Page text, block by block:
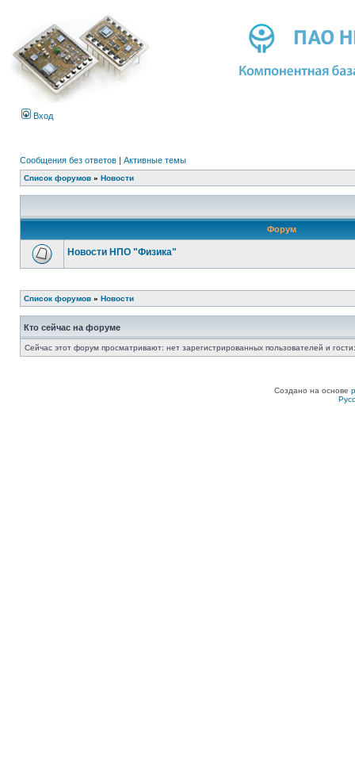
Вход
Сообщения без ответов | Активные темы
Список форумов » Новости
Форум
Новости НПО "Физика"
Список форумов » Новости
Кто сейчас на форуме
Сейчас этот форум просматривают: нет зарегистрированных пользователей и
Создано на основе